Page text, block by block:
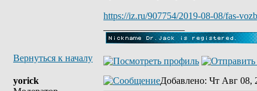
https://iz.ru/907754/2019-08-08/fas-
Вернуться к началу
yorick
Добавлено: Чт Авг 08,